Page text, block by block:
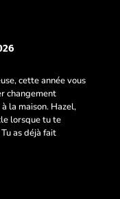
cette année vous
changement
la maison. Hazel,
lorsque tu te
as déjà fait